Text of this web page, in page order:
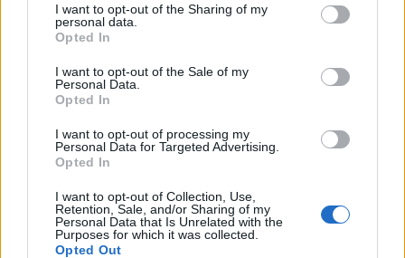
I want to opt-out of the Sharing of my
personal data.
Opted In
I want to opt-out of the Sale of my
Personal Data.
Opted In
I want to opt-out of processing my
Personal Data for Targeted Advertising.
Opted In
I want to opt-out of Collection, Use,
Retention, Sale, and/or Sharing of my
Personal Data that Is Unrelated with the
Purposes for which it was collected.
Opted Out